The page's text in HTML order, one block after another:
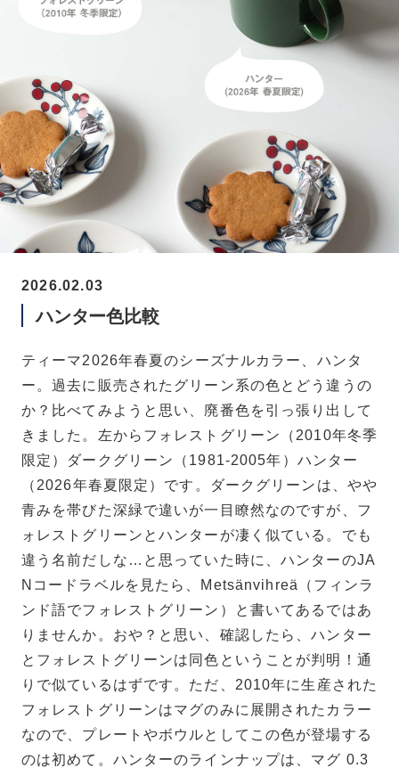
2026.02.03
ハンター色比較
ティーマ2026年春夏のシーズナルカラー、ハンタ
ー。過去に販売されたグリーン系の色とどう違うの
か？比べてみようと思い、廃番色を引っ張り出して
きました。左からフォレストグリーン（2010年冬季
限定）ダークグリーン（1981-2005年）ハンター
（2026年春夏限定）です。ダークグリーンは、やや
青みを帯びた深緑で違いが一目瞭然なのですが、フ
ォレストグリーンとハンターが凄く似ている。でも
違う名前だしな…と思っていた時に、ハンターのJA
Nコードラベルを見たら、Metsänvihreä（フィンラ
ンド語でフォレストグリーン）と書いてあるではあ
りませんか。おや？と思い、確認したら、ハンター
とフォレストグリーンは同色ということが判明！通
りで似ているはずです。ただ、2010年に生産された
フォレストグリーンはマグのみに展開されたカラー
なので、プレートやボウルとしてこの色が登場する
のは初めて。ハンターのラインナップは、マグ 0.3